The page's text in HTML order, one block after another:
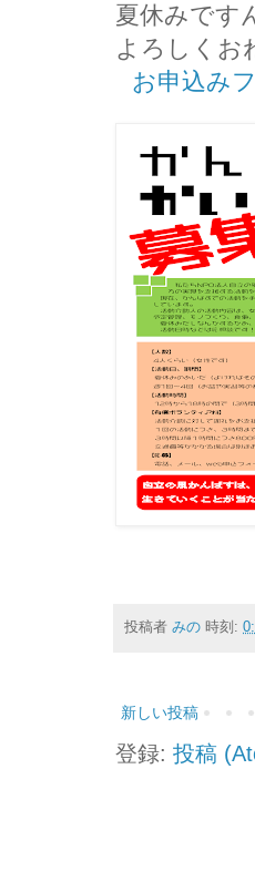
夏休みです
よろしくお
お申込み
投稿者 みの 時刻:
新しい投稿
登録: 投稿